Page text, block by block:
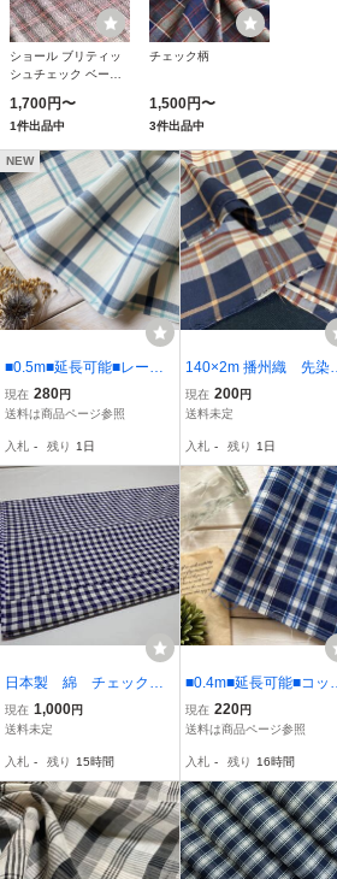
ショール ブリティッ
シュチェック ベージ
1,700円〜
1件出品中
チェック柄
1,500円〜
3件出品中
NEW
■0.5m■延長可能■レーヨ
ン100％■ちぢれチェッ
ク ブルー系
現在 280円
送料は商品ページ参照
入札 - 残り 1日
140×2m 播州織 先染
め チェック柄 シャツ
地
現在 200円
送料未定
入札 - 残り 1日
日本製 綿 チェック
柄 生地 ３ｍ N849
現在 1,000円
送料未定
入札 - 残り 15時間
■0.4m■延長可能■コット
ン100％ サマーチェッ
ク① ■ブルーチェック
現在 220円
送料は商品ページ参照
入札 - 残り 16時間